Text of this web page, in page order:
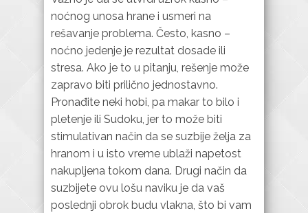
noćnog unosa hrane i usmeri na
rešavanje problema. Često, kasno –
noćno jedenje je rezultat dosade ili
stresa. Ako je to u pitanju, rešenje može
zapravo biti prilično jednostavno.
Pronađite neki hobi, pa makar to bilo i
pletenje ili Sudoku, jer to može biti
stimulativan način da se suzbije želja za
hranom i u isto vreme ublaži napetost
nakupljena tokom dana. Drugi način da
suzbijete ovu lošu naviku je da vaš
poslednji obrok budu vlakna, što bi vam